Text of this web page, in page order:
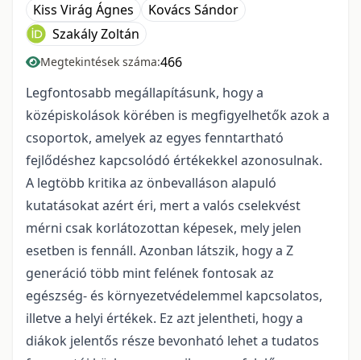
Kiss Virág Ágnes
Kovács Sándor
Szakály Zoltán
Megtekintések száma:466
Legfontosabb megállapításunk, hogy a
középiskolások körében is megfigyelhetők azok a
csoportok, amelyek az egyes fenntartható
fejlődéshez kapcsolódó értékekkel azonosulnak.
A legtöbb kritika az önbevalláson alapuló
kutatásokat azért éri, mert a valós cselekvést
mérni csak korlátozottan képesek, mely jelen
esetben is fennáll. Azonban látszik, hogy a Z
generáció több mint felének fontosak az
egészség- és környezetvédelemmel kapcsolatos,
illetve a helyi értékek. Ez azt jelentheti, hogy a
diákok jelentős része bevonható lehet a tudatos